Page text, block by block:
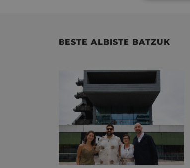
BESTE ALBISTE BATZUK